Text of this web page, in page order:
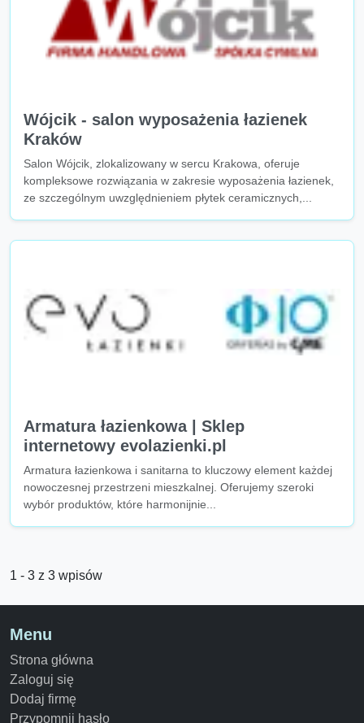
Wójcik - salon wyposażenia łazienek
Kraków
Salon Wójcik, zlokalizowany w sercu Krakowa, oferuje
kompleksowe rozwiązania w zakresie wyposażenia łazienek,
ze szczególnym uwzględnieniem płytek ceramicznych,...
Armatura łazienkowa | Sklep
internetowy evolazienki.pl
Armatura łazienkowa i sanitarna to kluczowy element każdej
nowoczesnej przestrzeni mieszkalnej. Oferujemy szeroki
wybór produktów, które harmonijnie...
1 - 3 z 3 wpisów
Menu
Strona główna
Zaloguj się
Dodaj firmę
Przypomnij hasło